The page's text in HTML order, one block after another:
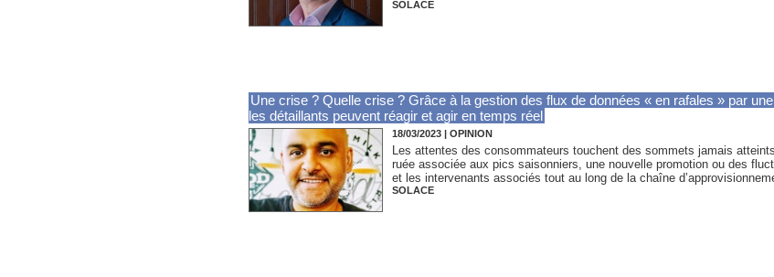
SOLACE
Une crise ? Quelle crise ? Grâce à la gestion des flux de données « en rafales » par
les détaillants peuvent réagir et agir en temps réel
18/03/2023 | OPINION
Les attentes des consommateurs touchent des sommets jamais
ruée associée aux pics saisonniers, une nouvelle promotion ou des
et les intervenants associés tout au long de la chaîne
SOLACE